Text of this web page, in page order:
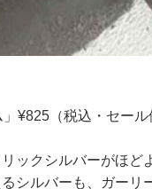
¥825（税込・セール
ックシルバーがほど
シルバーも、ガーリ